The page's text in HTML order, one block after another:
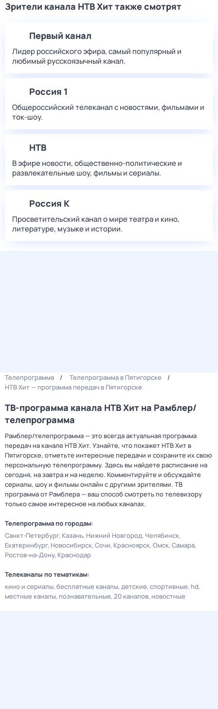
Зрители канала НТВ Хит также смотрят
Первый канал
Лидер российского эфира, самый популярный и
любимый русскоязычный канал.
Россия 1
Общероссийский телеканал с новостями, фильмами и
ток-шоу.
НТВ
В эфире новости, общественно-политические и
развлекательные шоу, фильмы и сериалы.
Россия К
Просветительский канал о мире театра и кино,
литературе, музыке и истории.
Телепрограмма
Телепрограмма в Пятигорске
НТВ Хит — программа передач в Пятигорске
ТВ-программа канала НТВ Хит на Рамблер/
телепрограмма
Рамблер/телепрограмма — это всегда актуальная программа
передач на канале НТВ Хит. Узнайте, что покажет НТВ Хит в
Пятигорске, отметьте интересные передачи и сохраните их свою
персональную телепрограмму. Здесь вы найдете расписание на
сегодня, на завтра и на неделю. Комментируйте и обсуждайте
сериалы, шоу и фильмы онлайн с другими зрителями. ТВ
программа от Рамблера — ваш способ смотреть по телевизору
только самое интересное на любых каналах.
Телепрограмма по городам:
Санкт-Петербург Казань Нижний Новгород Челябинск
Екатеринбург Новосибирск Сочи Красноярск Омск Самара
Ростов-на-Дону Краснодар
Телеканалы по тематикам:
кино и сериалы бесплатные каналы детские спортивные hd
местные каналы познавательные 20 каналов новостные